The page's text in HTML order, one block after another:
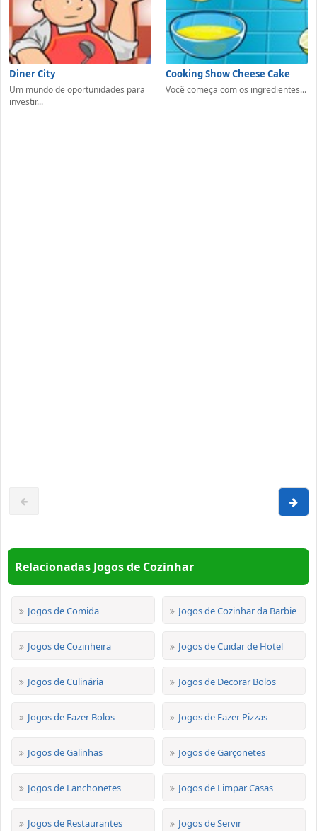
Diner City
Um mundo de oportunidades para
investir...
Cooking Show Cheese Cake
Você começa com os ingredientes...
Relacionadas Jogos de Cozinhar
Jogos de Comida Jogos de Cozinhar da Barbie
Jogos de Cozinheira Jogos de Cuidar de Hotel
Jogos de Culinária Jogos de Decorar Bolos
Jogos de Fazer Bolos Jogos de Fazer Pizzas
Jogos de Galinhas Jogos de Garçonetes
Jogos de Lanchonetes Jogos de Limpar Casas
Jogos de Restaurantes Jogos de Servir